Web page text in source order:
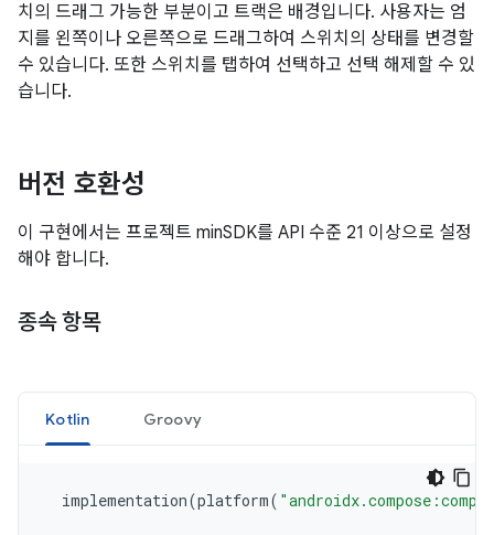
치의 드래그 가능한 부분이고 트랙은 배경입니다. 사용자는 엄
지를 왼쪽이나 오른쪽으로 드래그하여 스위치의 상태를 변경할
수 있습니다. 또한 스위치를 탭하여 선택하고 선택 해제할 수 있
습니다.
버전 호환성
이 구현에서는 프로젝트 minSDK를 API 수준 21 이상으로 설정
해야 합니다.
종속 항목